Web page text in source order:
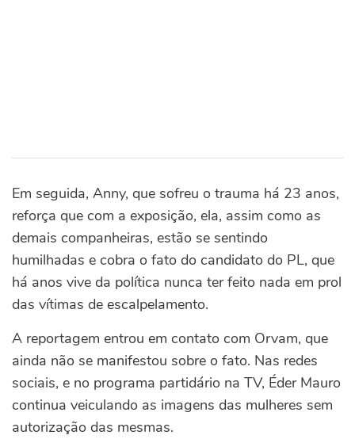
Em seguida, Anny, que sofreu o trauma há 23 anos,
reforça que com a exposição, ela, assim como as
demais companheiras, estão se sentindo
humilhadas e cobra o fato do candidato do PL, que
há anos vive da política nunca ter feito nada em prol
das vítimas de escalpelamento.
A reportagem entrou em contato com Orvam, que
ainda não se manifestou sobre o fato. Nas redes
sociais, e no programa partidário na TV, Éder Mauro
continua veiculando as imagens das mulheres sem
autorização das mesmas.